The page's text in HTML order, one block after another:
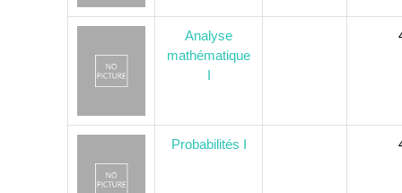
Analyse
mathématique
I
Probabilités I